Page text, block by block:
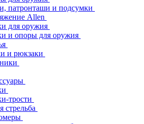
патронташи и подсумки
Allen
для оружия
и опоры для оружия
и рюкзаки
трости
стрельба